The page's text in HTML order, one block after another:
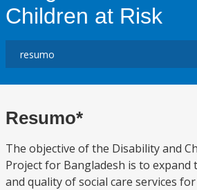
Children at Risk
Resumo*
The objective of the Disability and
Project for Bangladesh is to expand
and quality of social care services